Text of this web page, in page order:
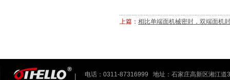
上篇： 相比单端面机械密封，双端面机
电话：0311-87316999 地址：石家庄高新区湘江道